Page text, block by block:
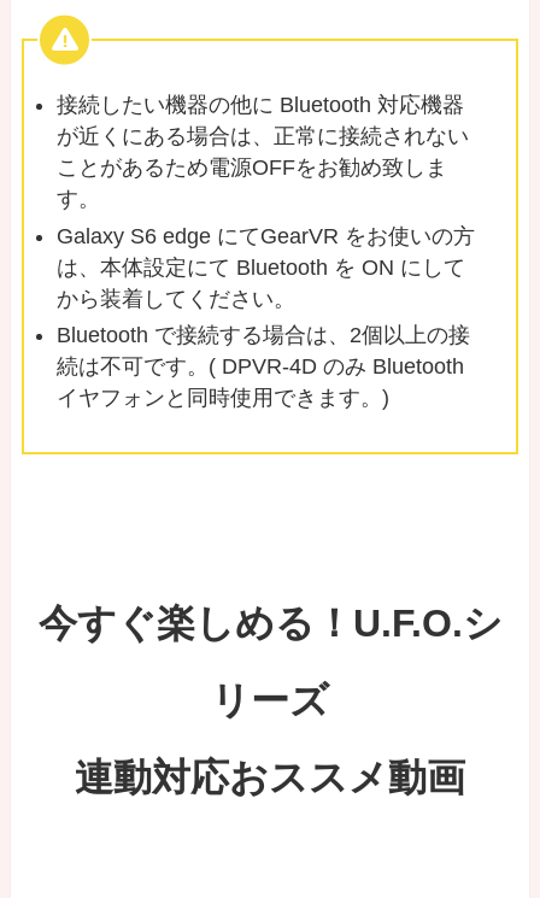
接続したい機器の他に Bluetooth 対応機器
が近くにある場合は、正常に接続されない
ことがあるため電源OFFをお勧め致しま
す。
Galaxy S6 edge にてGearVR をお使いの方
は、本体設定にて Bluetooth を ON にして
から装着してください。
Bluetooth で接続する場合は、2個以上の接
続は不可です。( DPVR-4D のみ Bluetooth
イヤフォンと同時使用できます。)
今すぐ楽しめる！U.F.O.シ
リーズ
連動対応おススメ動画